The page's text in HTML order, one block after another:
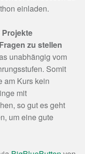
einladen.
zu stellen
unabhängig vom
Somit
am Kurs kein
mit
so gut es geht
um eine gute